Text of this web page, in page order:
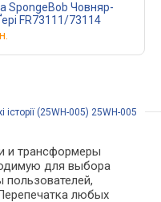
SpongeBob Човняр-
FR73111/73114
(25WH-005) 25WH-005
и трансформеры
для выбора
любых